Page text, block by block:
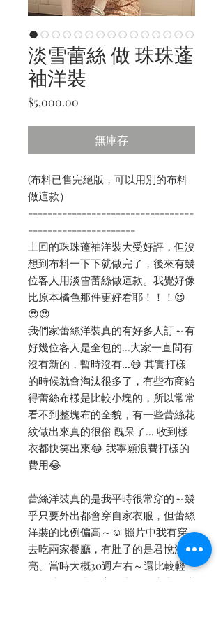
淡雪蕾絲 做 珠珠蓬
袖洋裝
$5,000.00
無庫存
(布料已售完絕版，可以用別的布料
做這款）
----------------------------------
----------------------
上回的珠珠蓬袖洋裝大受好評，但沒
想到布料一下下就做完了，後來有幾
位客人用淡雪蕾絲做這款。我覺好像
比原本橘色那件更好看耶！！！😍
😍😍
我們家蕾絲洋裝真的有好多人訂～有
好幾位客人是全包的...大家一直問有
沒有新的，暫時沒有...😅 其實打樣
的時候就會淘汰很多了，有些布商給
得蕾絲布樣是比較小塊的，所以常常
看不到整塊布的全貌，有一些蕾絲花
紋做出來真的很俗 醜呆了... 收到樣
衣都快笑出來😂 我寧願浪費打樣的
費用😂
蕾絲洋裝真的是我平時很常穿的～幾
乎只要外出都會穿自家衣服，但蕾絲
洋裝的比例偏高～☺️ 照片中我有穿
去吃兩家餐廳，有肚子的是君悅漂
亮、當時大概30週左右～還比較輕
盈的時候，我們家很喜歡週末去飯店